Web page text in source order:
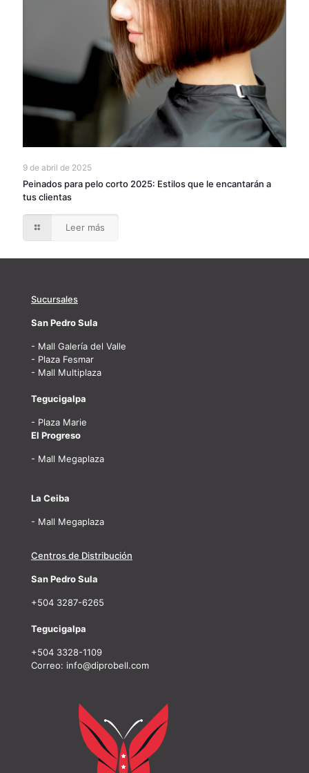
9 de abril de 2025
Peinados para pelo corto 2025: Estilos que le encantarán a
tus clientas
Leer más
Sucursales
San Pedro Sula
- Mall Galería del Valle
- Plaza Fesmar
- Mall Multiplaza
Tegucigalpa
- Plaza Marie
El Progreso
- Mall Megaplaza
La Ceiba
- Mall Megaplaza
Centros de Distribución
San Pedro Sula
+504 3287-6265
Tegucigalpa
+504 3328-1109
Correo: info@diprobell.com